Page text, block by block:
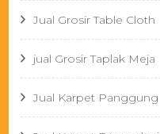
Jual Grosir Table Cloth
jual Grosir Taplak Meja
Jual Karpet Panggung